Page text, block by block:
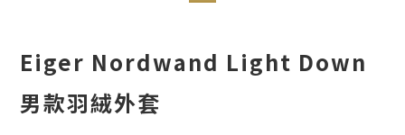
Eiger Nordwand Light Down
男款羽絨外套